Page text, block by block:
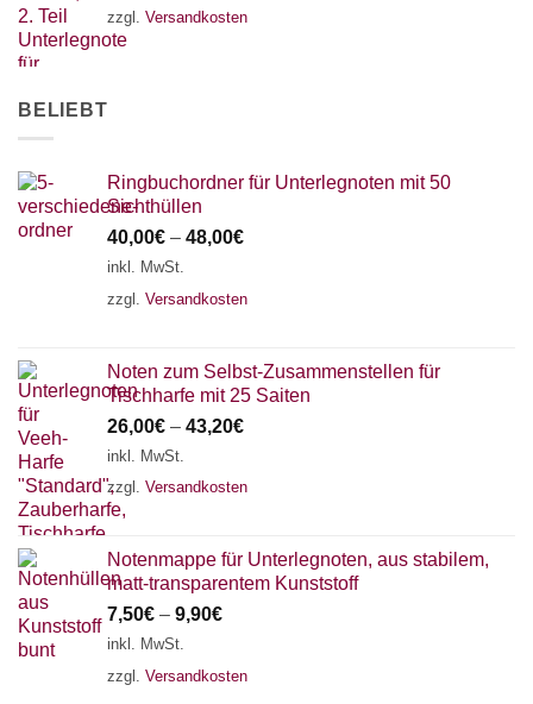
zzgl. Versandkosten
BELIEBT
Ringbuchordner für Unterlegnoten mit 50
Sichthüllen
40,00€ – 48,00€
inkl. MwSt.
zzgl. Versandkosten
Noten zum Selbst-Zusammenstellen für
Tischharfe mit 25 Saiten
26,00€ – 43,20€
inkl. MwSt.
zzgl. Versandkosten
Notenmappe für Unterlegnoten, aus stabilem,
matt-transparentem Kunststoff
7,50€ – 9,90€
inkl. MwSt.
zzgl. Versandkosten